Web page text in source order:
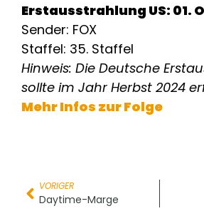
Erstausstrahlung US: 01.
Sender: FOX
Staffel: 35. Staffel
Hinweis: Die Deutsche
sollte im Jahr Herbst 2024
Mehr Infos zur Folge
VORIGER
Daytime-Marge